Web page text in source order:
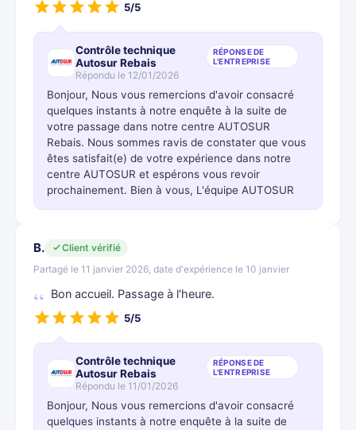
5/5
Contrôle technique
Autosur Rebais
RÉPONSE DE
L'ENTREPRISE
Répondu le 12/01/2026
Bonjour, Nous vous remercions d'avoir consacré
quelques instants à notre enquête à la suite de
votre passage dans notre centre AUTOSUR
Rebais. Nous sommes ravis de constater que vous
êtes satisfait(e) de votre expérience dans notre
centre AUTOSUR et espérons vous revoir
prochainement. Bien à vous, L'équipe AUTOSUR
B.
Client vérifié
Partagé le 11 janvier 2026, date d'expérience le 10 janvier
Bon accueil. Passage à l'heure.
5/5
Contrôle technique
Autosur Rebais
RÉPONSE DE
L'ENTREPRISE
Répondu le 11/01/2026
Bonjour, Nous vous remercions d'avoir consacré
quelques instants à notre enquête à la suite de